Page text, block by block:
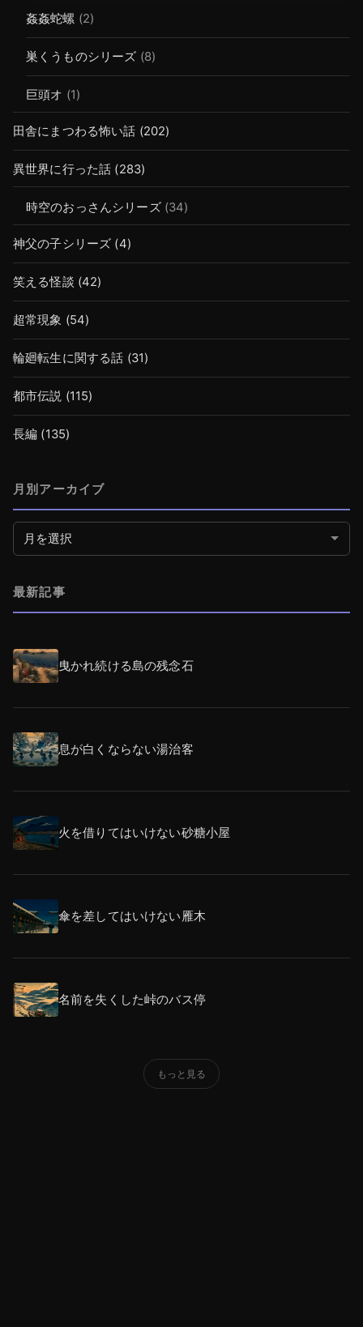
姦姦蛇螺 (2)
巣くうものシリーズ (8)
巨頭オ (1)
田舎にまつわる怖い話 (202)
異世界に行った話 (283)
時空のおっさんシリーズ(34)
神父の子シリーズ (4)
笑える怪談 (42)
超常現象 (54)
輪廻転生に関する話 (31)
都市伝説 (115)
長編 (135)
月別アーカイブ
月別アーカイブ
最新記事
曳かれ続ける島の残念石
息が白くならない湯治客
火を借りてはいけない砂糖小屋
傘を差してはいけない雁木
名前を失くした峠のバス停
もっと見る